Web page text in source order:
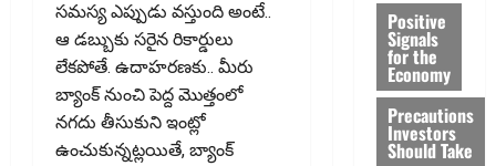
సమస్య ఎప్పుడు వస్తుంది అంటే..
ఆ డబ్బుకు సరైన రికార్డులు
లేకపోతే. ఉదాహరణకు.. మీరు
బ్యాంక్ నుంచి పెద్ద మొత్తంలో
నగదు తీసుకుని ఇంట్లో
ఉంచుకున్నట్లయితే, బ్యాంక్
Positive
Signals
for the
Economy
Precautions
Investors
Should Take